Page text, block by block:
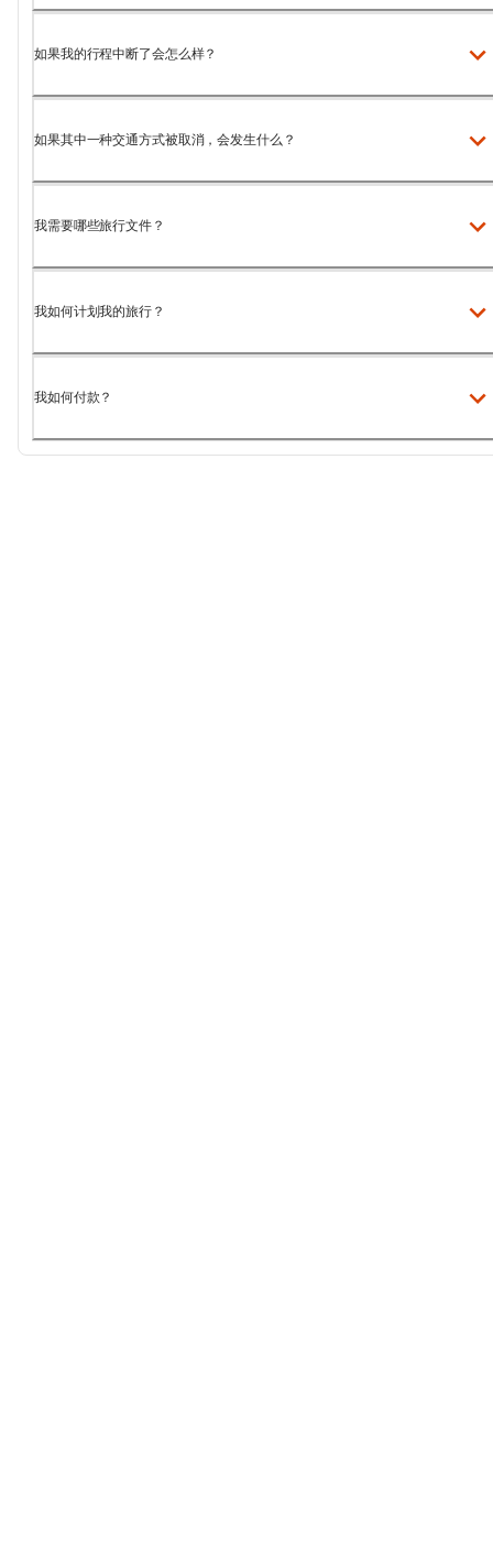
如果我的行程中断了会怎么样？
如果其中一种交通方式被取消，会发生什么？
我需要哪些旅行文件？
我如何计划我的旅行？
我如何付款？